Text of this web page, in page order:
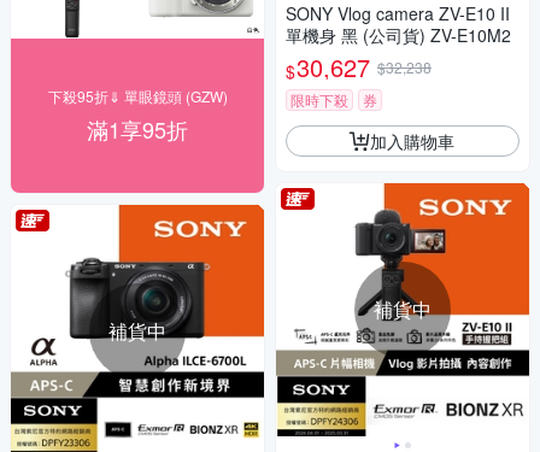
下殺95折⇓ 單眼鏡頭 (GZW)
滿1享95折
補貨中
SONY Vlog camera ZV-E10 II
單機身 黑 (公司貨) ZV-E10M2
$30,627 $32,238
限時下殺
券
加入購物車
補貨中